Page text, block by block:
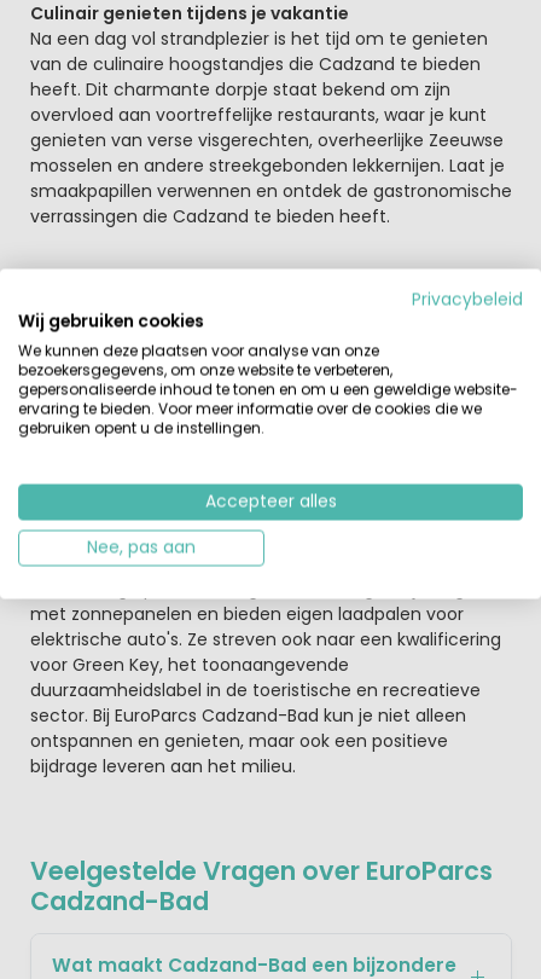
Culinair genieten tijdens je vakantie
Na een dag vol strandplezier is het tijd om te genieten
van de culinaire hoogstandjes die Cadzand te bieden
heeft. Dit charmante dorpje staat bekend om zijn
overvloed aan voortreffelijke restaurants, waar je kunt
genieten van verse visgerechten, overheerlijke Zeeuwse
mosselen en andere streekgebonden lekkernijen. Laat je
smaakpapillen verwennen en ontdek de gastronomische
verrassingen die Cadzand te bieden heeft.
Niet alleen de betoverende stranden, maar ook de
prachtige natuurgebieden omringen je hier. In de
nabijheid van het vakantiepark vind je bijvoorbeeld het
schitterende natuurgebied Het Zwin. Maak een
wandeling door dit gebied en spot de meest bijzondere
vogelsoorten, terwijl je jezelf onderdompelt in de serene
Bij EuroParcs Cadzand-Bad gaan ze verder dan alleen
vakantieplezier. Ze zijn trots op hun duurzame karakter.
Als het eerste gasloze park in Zeeuws-Vlaanderen draait
met zonnepanelen en bieden eigen laadpalen voor
elektrische auto's. Ze streven ook naar een kwalificering
voor Green Key, het toonaangevende
duurzaamheidslabel in de toeristische en recreatieve
sector. Bij EuroParcs Cadzand-Bad kun je niet alleen
ontspannen en genieten, maar ook een positieve
bijdrage leveren aan het milieu.
Veelgestelde Vragen over EuroParcs
Cadzand-Bad
Wat maakt Cadzand-Bad een bijzondere
Privacybeleid
Wij gebruiken cookies
We kunnen deze plaatsen voor analyse van onze
bezoekersgegevens, om onze website te verbeteren,
gepersonaliseerde inhoud te tonen en om u een geweldige website-
ervaring te bieden. Voor meer informatie over de cookies die we
gebruiken opent u de instellingen.
Accepteer alles
Nee, pas aan